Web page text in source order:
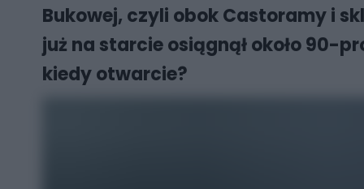
Bukowej, czyli obok Castoramy i
już na starcie osiągnął około 90-
kiedy otwarcie?